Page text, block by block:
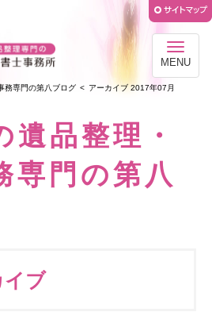
務専門の第八ブログ アーカイブ 2017年07月
MENU
遺品整理・
専門の第八
イブ